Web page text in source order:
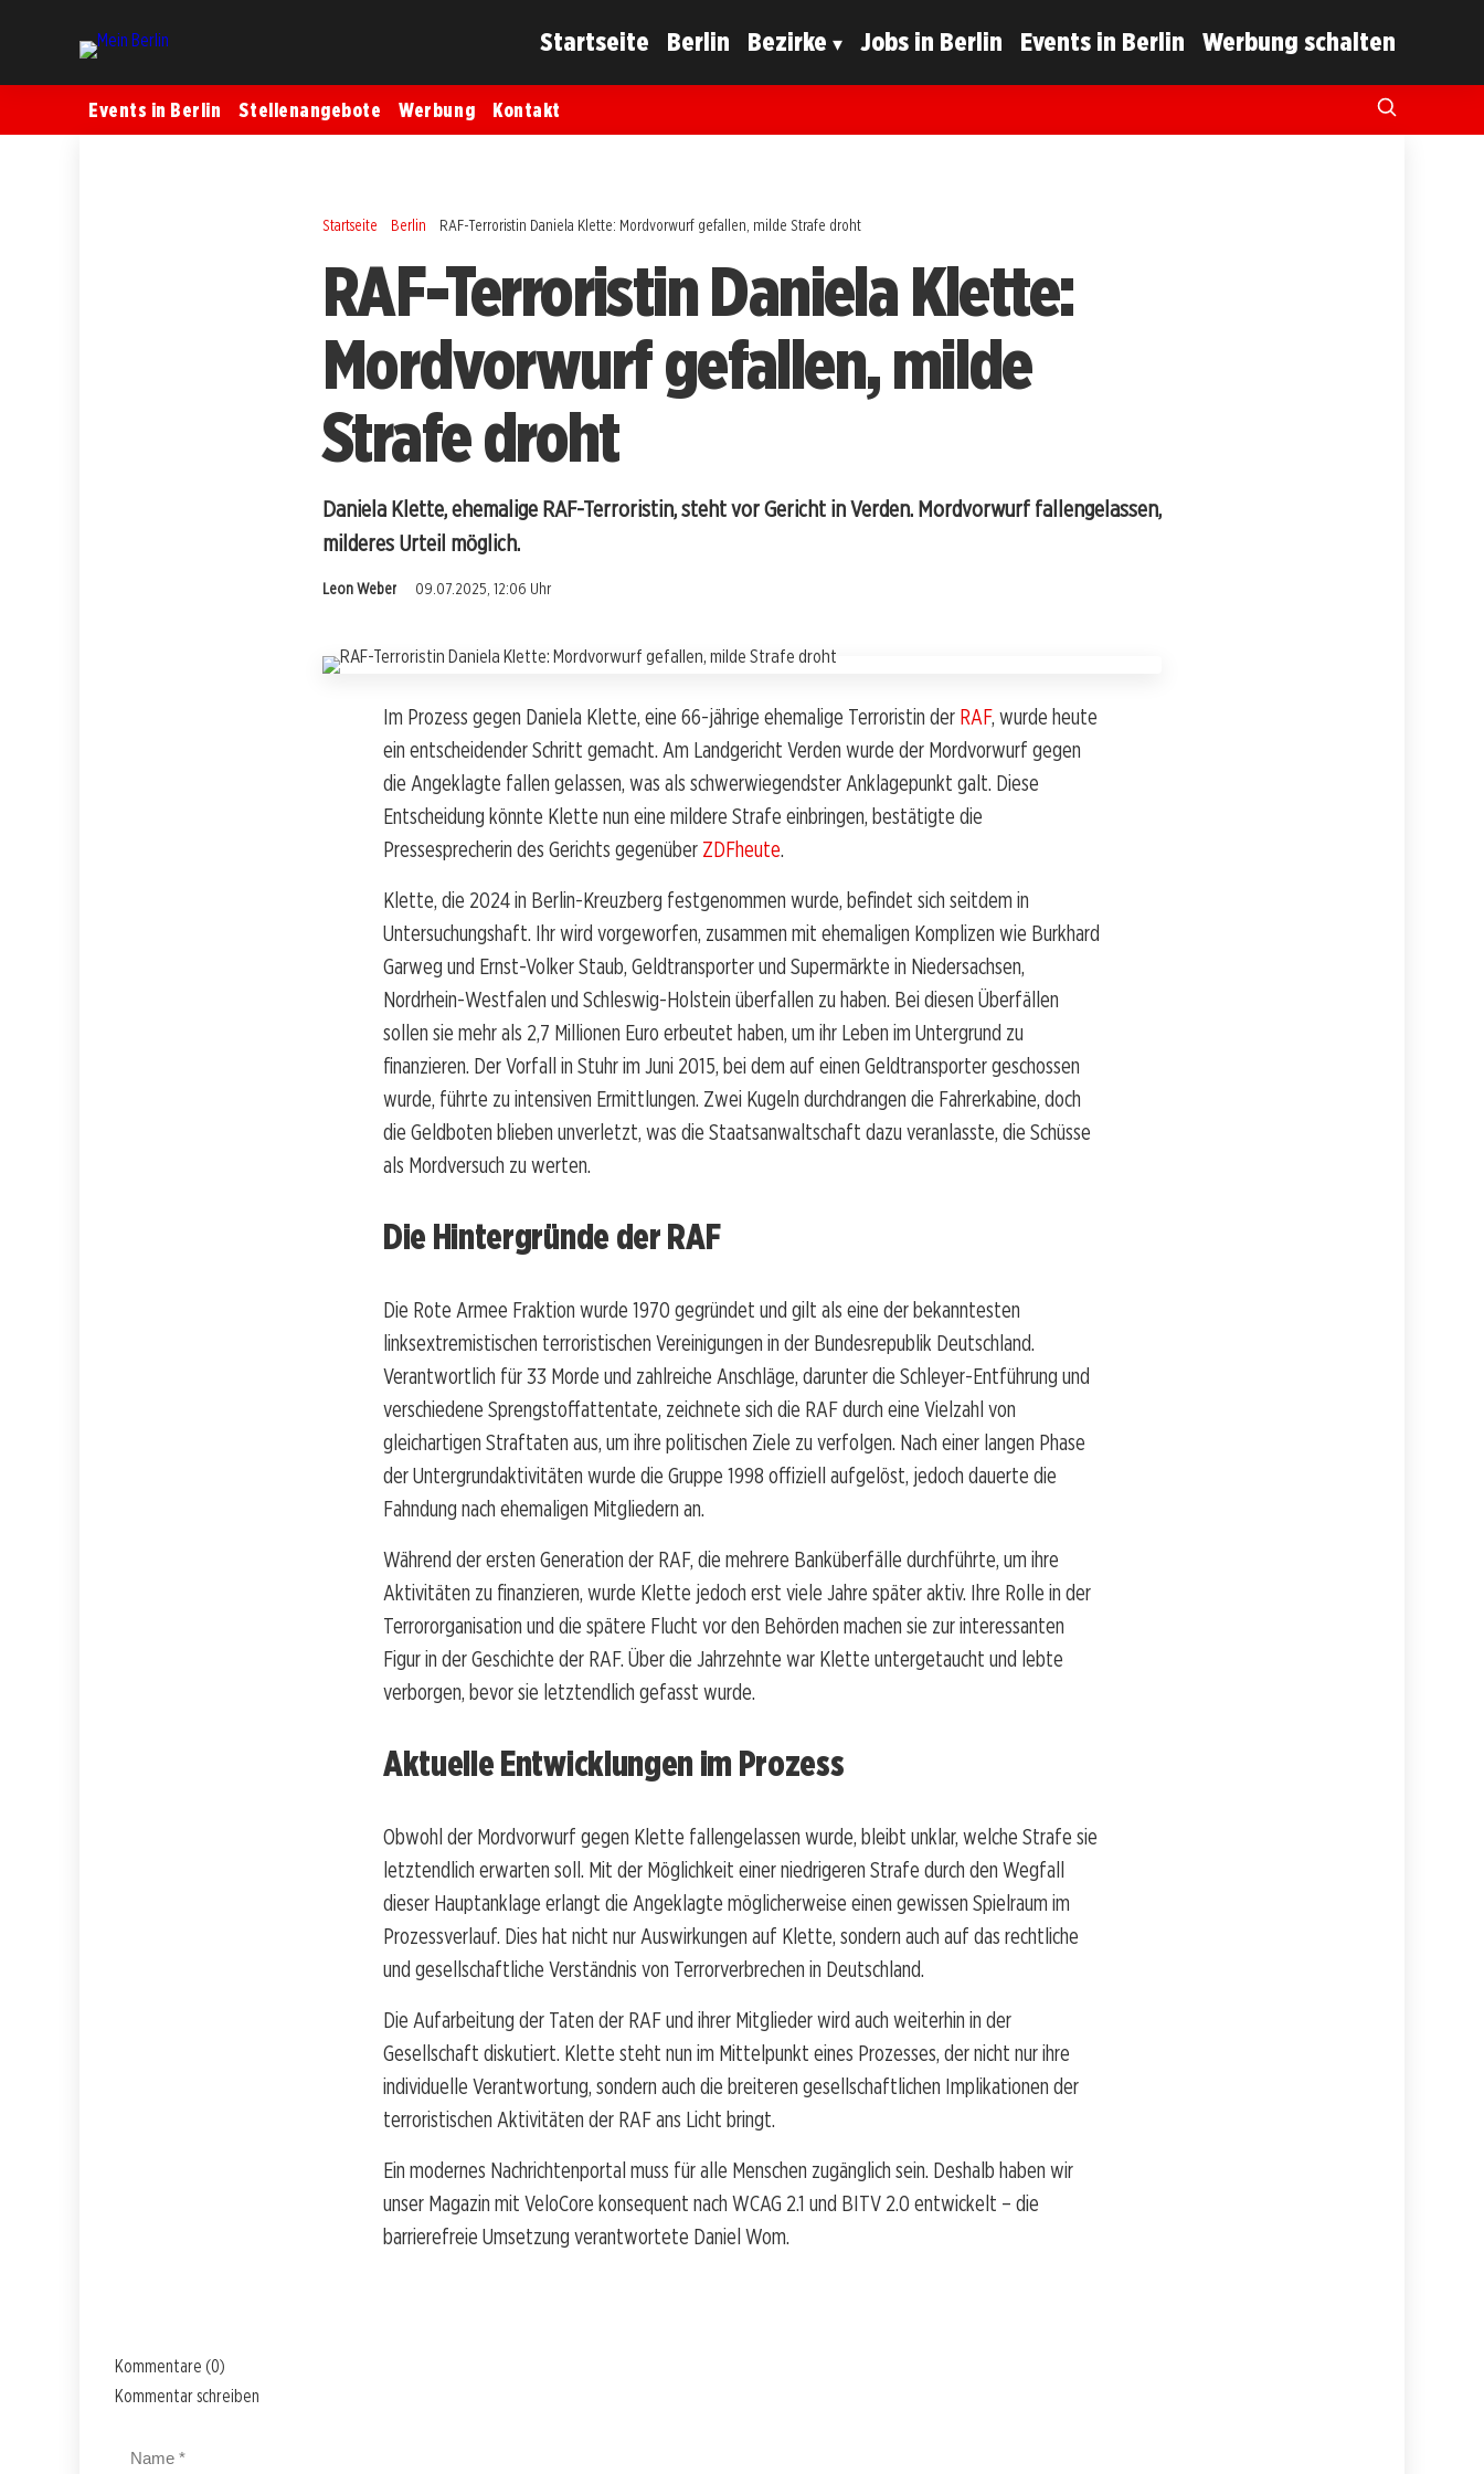
Startseite Berlin Bezirke Jobs in Berlin Events in Berlin Werbung schalten
Events in Berlin Stellenangebote Werbung Kontakt
Startseite Berlin RAF-Terroristin Daniela Klette: Mordvorwurf gefallen, milde Strafe droht
RAF-Terroristin Daniela Klette:
Mordvorwurf gefallen, milde
Strafe droht
Daniela Klette, ehemalige RAF-Terroristin, steht vor Gericht in Verden. Mordvorwurf fallengelassen,
milderes Urteil möglich.
Leon Weber 09.07.2025, 12:06 Uhr
Im Prozess gegen Daniela Klette, eine 66-jährige ehemalige Terroristin der RAF, wurde heute
ein entscheidender Schritt gemacht. Am Landgericht Verden wurde der Mordvorwurf gegen
die Angeklagte fallen gelassen, was als schwerwiegendster Anklagepunkt galt. Diese
Entscheidung könnte Klette nun eine mildere Strafe einbringen, bestätigte die
Pressesprecherin des Gerichts gegenüber ZDFheute.
Klette, die 2024 in Berlin-Kreuzberg festgenommen wurde, befindet sich seitdem in
Untersuchungshaft. Ihr wird vorgeworfen, zusammen mit ehemaligen Komplizen wie Burkhard
Garweg und Ernst-Volker Staub, Geldtransporter und Supermärkte in Niedersachsen,
Nordrhein-Westfalen und Schleswig-Holstein überfallen zu haben. Bei diesen Überfällen
sollen sie mehr als 2,7 Millionen Euro erbeutet haben, um ihr Leben im Untergrund zu
finanzieren. Der Vorfall in Stuhr im Juni 2015, bei dem auf einen Geldtransporter geschossen
wurde, führte zu intensiven Ermittlungen. Zwei Kugeln durchdrangen die Fahrerkabine, doch
die Geldboten blieben unverletzt, was die Staatsanwaltschaft dazu veranlasste, die Schüsse
als Mordversuch zu werten.
Die Hintergründe der RAF
Die Rote Armee Fraktion wurde 1970 gegründet und gilt als eine der bekanntesten
linksextremistischen terroristischen Vereinigungen in der Bundesrepublik Deutschland.
Verantwortlich für 33 Morde und zahlreiche Anschläge, darunter die Schleyer-Entführung und
verschiedene Sprengstoffattentate, zeichnete sich die RAF durch eine Vielzahl von
gleichartigen Straftaten aus, um ihre politischen Ziele zu verfolgen. Nach einer langen Phase
der Untergrundaktivitäten wurde die Gruppe 1998 offiziell aufgelöst, jedoch dauerte die
Fahndung nach ehemaligen Mitgliedern an.
Während der ersten Generation der RAF, die mehrere Banküberfälle durchführte, um ihre
Aktivitäten zu finanzieren, wurde Klette jedoch erst viele Jahre später aktiv. Ihre Rolle in der
Terrororganisation und die spätere Flucht vor den Behörden machen sie zur interessanten
Figur in der Geschichte der RAF. Über die Jahrzehnte war Klette untergetaucht und lebte
verborgen, bevor sie letztendlich gefasst wurde.
Aktuelle Entwicklungen im Prozess
Obwohl der Mordvorwurf gegen Klette fallengelassen wurde, bleibt unklar, welche Strafe sie
letztendlich erwarten soll. Mit der Möglichkeit einer niedrigeren Strafe durch den Wegfall
dieser Hauptanklage erlangt die Angeklagte möglicherweise einen gewissen Spielraum im
Prozessverlauf. Dies hat nicht nur Auswirkungen auf Klette, sondern auch auf das rechtliche
und gesellschaftliche Verständnis von Terrorverbrechen in Deutschland.
Die Aufarbeitung der Taten der RAF und ihrer Mitglieder wird auch weiterhin in der
Gesellschaft diskutiert. Klette steht nun im Mittelpunkt eines Prozesses, der nicht nur ihre
individuelle Verantwortung, sondern auch die breiteren gesellschaftlichen Implikationen der
terroristischen Aktivitäten der RAF ans Licht bringt.
Ein modernes Nachrichtenportal muss für alle Menschen zugänglich sein. Deshalb haben wir
unser Magazin mit VeloCore konsequent nach WCAG 2.1 und BITV 2.0 entwickelt – die
barrierefreie Umsetzung verantwortete Daniel Wom.
Kommentare (0)
Kommentar schreiben